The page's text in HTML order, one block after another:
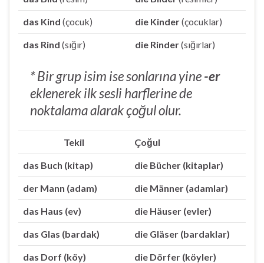
das Kind (çocuk) die Kinder(çocuklar)
das Rind (sığır) die Rinder(sığırlar)
* Bir grup isim ise sonlarına yine-er
eklenerek ilk sesli harflerine de
noktalama alarak çoğul olur.
Tekil Çoğul
das Buch (kitap) die Bücher (kitaplar)
der Mann (adam) die Männer (adamlar)
das Haus (ev) die Häuser (evler)
das Glas (bardak) die Gläser (bardaklar)
das Dorf (köy) die Dörfer (köyler)